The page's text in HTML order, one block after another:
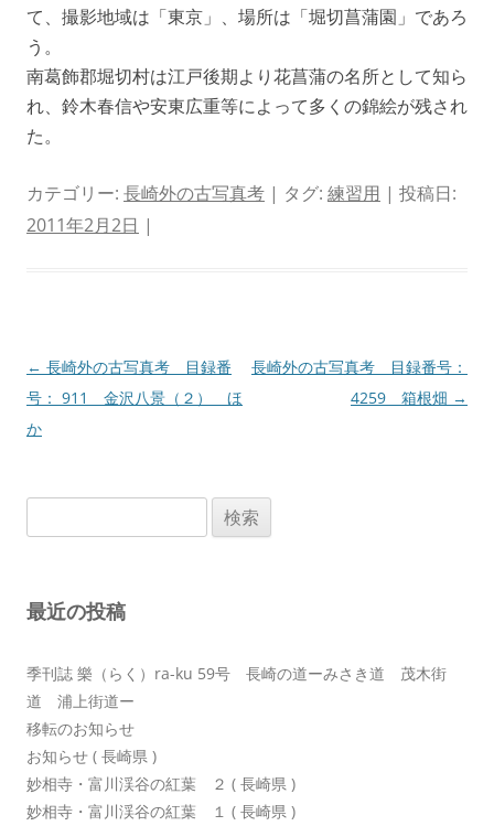
て、撮影地域は「東京」、場所は「堀切菖蒲園」であろ
う。
南葛飾郡堀切村は江戸後期より花菖蒲の名所として知ら
れ、鈴木春信や安東広重等によって多くの錦絵が残され
た。
カテゴリー: 長崎外の古写真考 | タグ: 練習用 | 投稿日:
2011年2月2日 |
投
稿
ナ
ン
← 長崎外の古写真考 目録番
号： 911 金沢八景（２） ほ
か
長崎外の古写真考 目録番号：
4259 箱根畑 →
索:
最近の投稿
季刊誌 樂（らく）ra-ku 59号 長崎の道ーみさき道 茂木街
道 浦上街道ー
移転のお知らせ
お知らせ ( 長崎県 )
妙相寺・富川渓谷の紅葉 ２ ( 長崎県 )
妙相寺・富川渓谷の紅葉 １ ( 長崎県 )